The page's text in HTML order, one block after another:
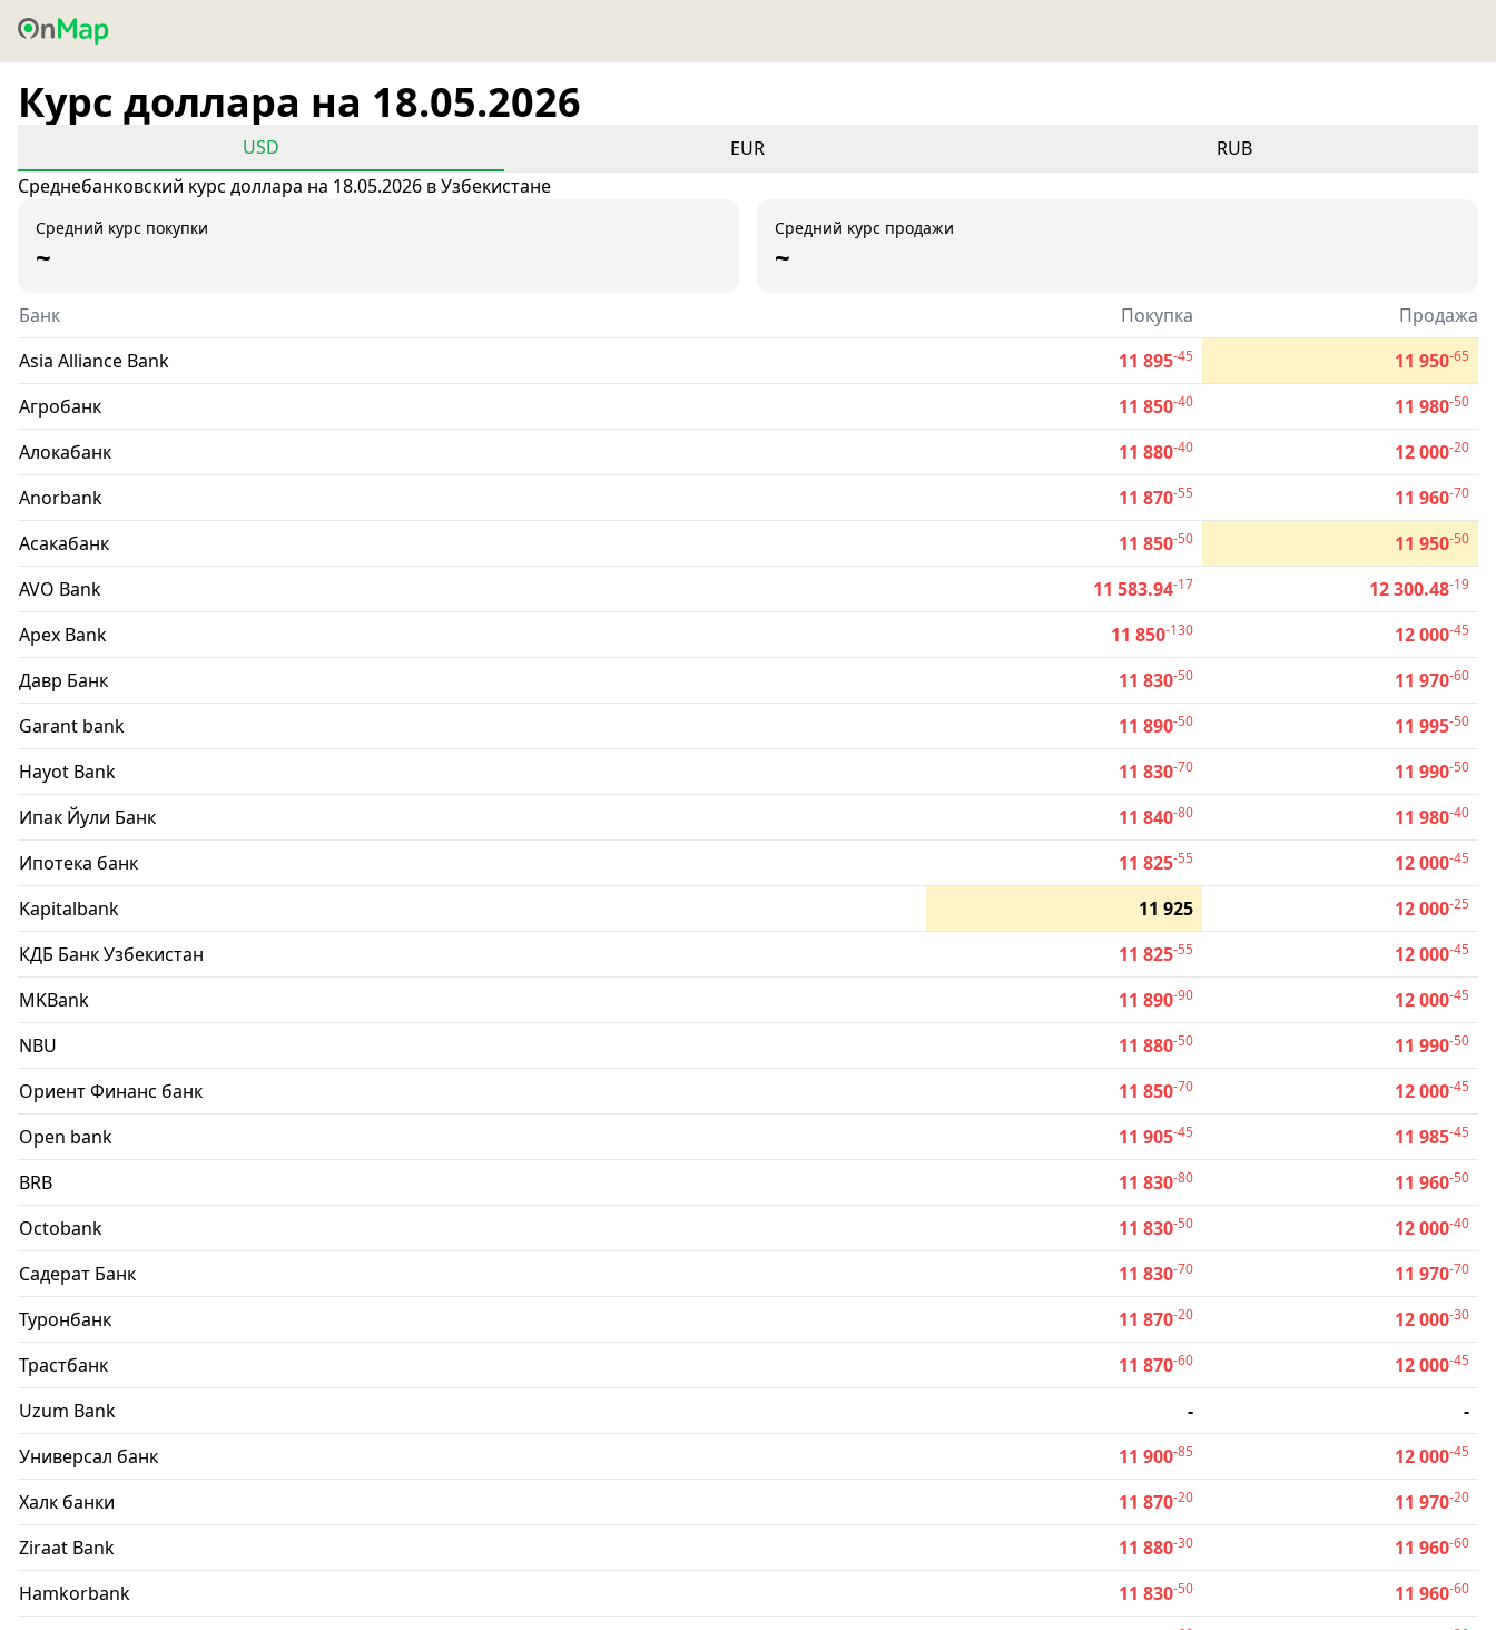
Курс доллара на 18.05.2026
USD EUR
RUB
Среднебанковский курс доллара на 18.05.2026 в Узбекистане
Средний курс покупки
~
Средний курс продажи
~
Банк Покупка
Продажа
Asia Alliance Bank
11 895-45 11 950-65
Агробанк 11 850-40 11 980-50
Алокабанк 11 880-40 12 000-20
Anorbank 11 870-55 11 960-70
Асакабанк 11 850-50 11 950-50
AVO Bank 11 583.94-17 12 300.48-19
Apex Bank 11 850-130 12 000-45
Давр Банк 11 830-50 11 970-60
Garant bank 11 890-50 11 995-50
Hayot Bank 11 830-70 11 990-50
Ипак Йули Банк 11 840-80 11 980-40
Ипотека банк 11 825-55 12 000-45
Kapitalbank 11 925 12 000-25
КДБ Банк Узбекистан 11 825-55 12 000-45
MKBank 11 890-90 12 000-45
NBU 11 880-50 11 990-50
Ориент Финанс банк 11 850-70 12 000-45
Open bank 11 905-45 11 985-45
BRB 11 830-80 11 960-50
Octobank 11 830-50 12 000-40
Садерат Банк 11 830-70 11 970-70
Туронбанк 11 870-20 12 000-30
Трастбанк 11 870-60 12 000-45
Uzum Bank -
-
Универсал банк
11 900-85 12 000-45
Халк банки 11 870-20 11 970-20
Ziraat Bank 11 880-30 11 960-60
Hamkorbank 11 830-50 11 960-60